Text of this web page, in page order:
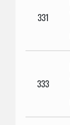
331
333